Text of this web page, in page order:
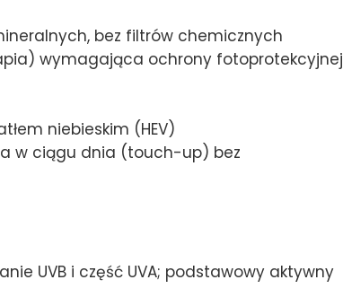
bez filtrów chemicznych
wymagająca ochrony fotoprotekcyjnej
niebieskim (HEV)
w ciągu dnia (touch-up) bez
UVB i część UVA; podstawowy aktywny